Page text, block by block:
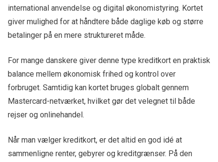
international anvendelse og digital økonomistyring. Kortet
giver mulighed for at håndtere både daglige køb og større
betalinger på en mere struktureret måde.
For mange danskere giver denne type kreditkort en praktisk
balance mellem økonomisk frihed og kontrol over
forbruget. Samtidig kan kortet bruges globalt gennem
Mastercard-netværket, hvilket gør det velegnet til både
rejser og onlinehandel.
Når man vælger kreditkort, er det altid en god idé at
sammenligne renter, gebyrer og kreditgrænser. På den